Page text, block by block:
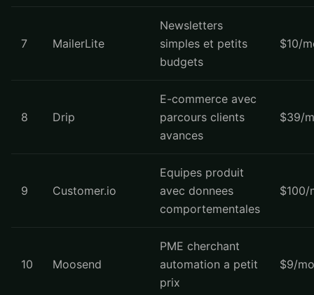
7 MailerLite
Newsletters
simples et petits
budgets
$10/
8 Drip
E-commerce avec
parcours clients
avances
$39/
9 Customer.io
Equipes produit
avec donnees
comportementales
$100/
10 Moosend
PME cherchant
automation a petit
prix
$9/